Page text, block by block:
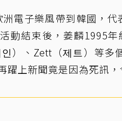
洲電子樂風帶到韓國，
動結束後，姜麟1995
）、Zett（제트）等
躍上新聞竟是因為死訊，